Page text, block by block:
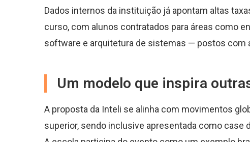
Dados internos da instituição já apontam altas
curso, com alunos contratados para áreas como
software e arquitetura de sistemas — postos com
Um modelo que inspira
A proposta da Inteli se alinha com movimentos
superior, sendo inclusive apresentada como case